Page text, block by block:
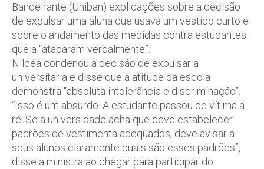
Bandeirante (Uniban) explicações sobre a decisão
de expulsar uma aluna que usava um vestido curto e
sobre o andamento das medidas contra estudantes
que a “atacaram verbalmente”.
Nilcéa condenou a decisão de expulsar a
universitária e disse que a atitude da escola
demonstra “absoluta intolerância e discriminação”.
“Isso é um absurdo. A estudante passou de vítima a
ré. Se a universidade acha que deve estabelecer
padrões de vestimenta adequados, deve avisar a
seus alunos claramente quais são esses padrões”,
disse a ministra ao chegar para participar do